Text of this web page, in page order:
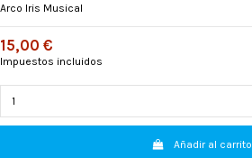
Arco Iris Musical
15,00 €
Impuestos incluidos
Añadir al carrito